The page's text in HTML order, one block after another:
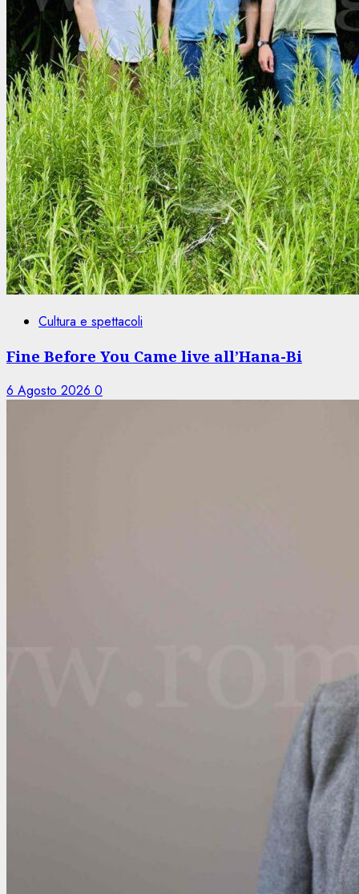
Cultura e spettacoli
Fine Before You Came live all’Hana-Bi
6 Agosto 2026 0